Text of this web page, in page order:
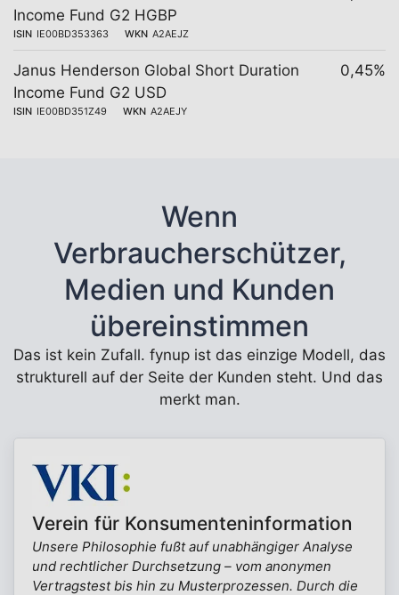
Income Fund G2 HGBP
ISIN IE00BD353363 WKN A2AEJZ
Janus Henderson Global Short Duration
Income Fund G2 USD
ISIN IE00BD351Z49 WKN A2AEJY
0,45%
Wenn
Verbraucherschützer,
Medien und Kunden
übereinstimmen
Das ist kein Zufall. fynup ist das einzige Modell, das
strukturell auf der Seite der Kunden steht. Und das
merkt man.
Verein für Konsumenteninformation
Unsere Philosophie fußt auf unabhängiger Analyse
und rechtlicher Durchsetzung – vom anonymen
Vertragstest bis hin zu Musterprozessen. Durch die